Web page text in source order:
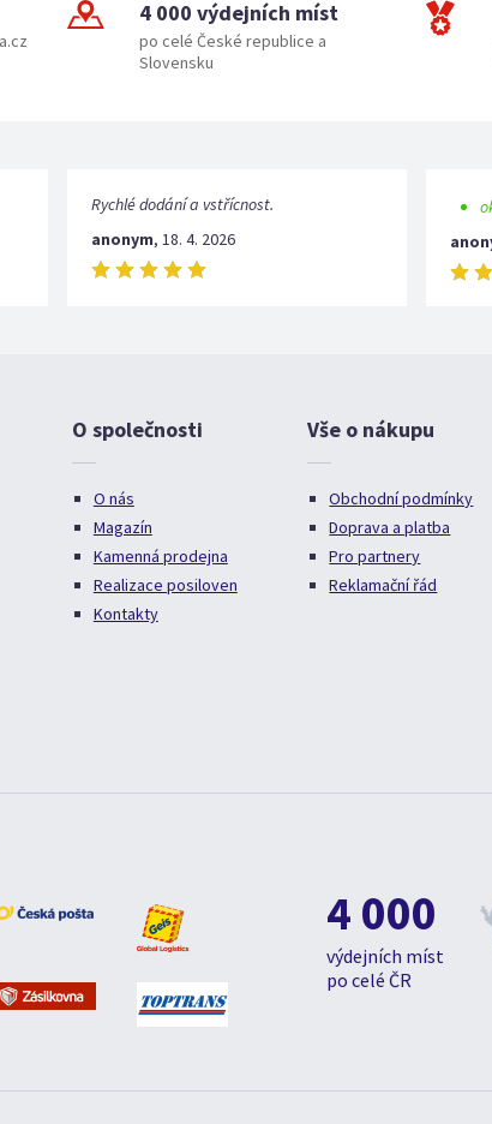
4 000 výdejních míst
po celé České republice a
Slovensku
Rychlé dodání a vstřícnost.
anonym, 18. 4. 2026
O společnosti
O nás
Magazín
Kamenná prodejna
Realizace posiloven
Kontakty
Vše o nákupu
Obchodní podmínky
Doprava a platba
Pro partnery
Reklamační řád
4 000
výdejních míst
po celé ČR